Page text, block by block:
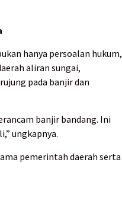
hanya persoalan hukum,
aliran sungai,
pada banjir dan
banjir bandang. Ini
ungkapnya.
pemerintah daerah serta